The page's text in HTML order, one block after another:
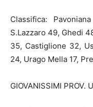
Classifica:
S.Lazzaro 49, Ghedi
35, Castiglione 32,
24, Urago Mella 17,
GIOVANISSIMI PROV.